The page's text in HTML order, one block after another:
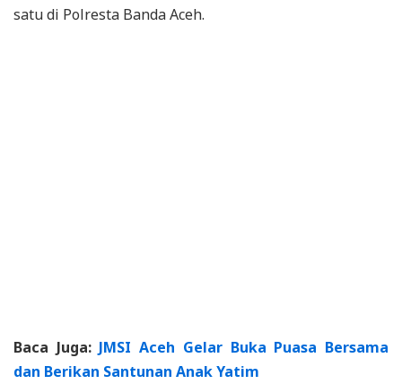
satu di Polresta Banda Aceh.
Baca Juga: JMSI Aceh Gelar Buka Puasa Bersama
dan Berikan Santunan Anak Yatim